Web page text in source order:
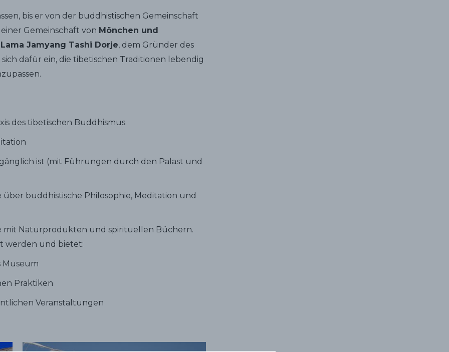
bis er von der buddhistischen Gemeinschaft
Gemeinschaft von Mönchen und
Lama Jamyang Tashi Dorje, dem Gründer des
dafür ein, die tibetischen Traditionen lebendig
des tibetischen Buddhismus
ist (mit Führungen durch den Palast und
buddhistische Philosophie, Meditation und
mit Naturprodukten und spirituellen Büchern.
werden und bietet:
Museum
Praktiken
Veranstaltungen